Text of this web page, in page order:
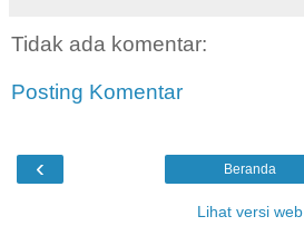
Tidak ada komentar:
Posting Komentar
‹ Beranda
Lihat versi web